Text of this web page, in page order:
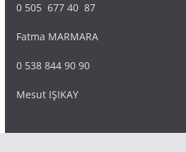
0 505 677 40 87
Fatma MARMARA
0 538 844 90 90
Mesut IŞIKAY